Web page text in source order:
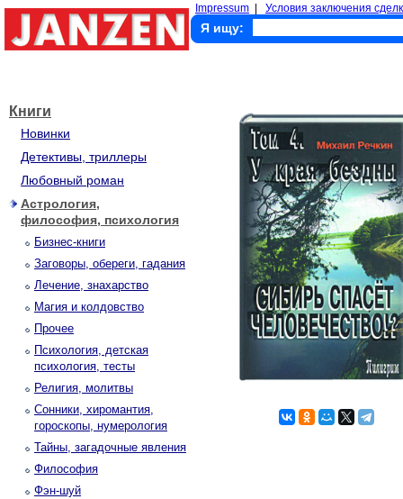
Impressum Условия заключения
Я ищу:
Книги
Новинки
Детективы, триллеры
Любовный роман
Астрология,
философия, психология
Бизнес-книги
Заговоры, обереги, гадания
Лечение, знахарство
Магия и колдовство
Прочее
Психология, детская
психология, тесты
Религия, молитвы
Сонники, хиромантия,
гороскопы, нумерология
Тайны, загадочные явления
Философия
Фэн-шуй